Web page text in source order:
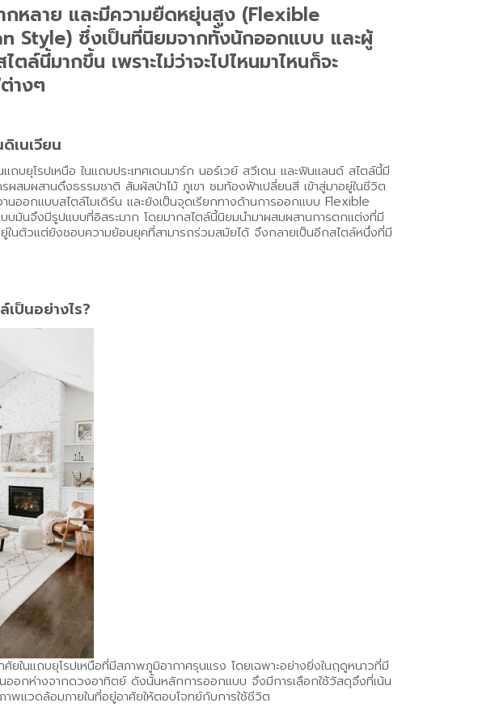
หลาย และมีความยืดหยุ่นสูง (Flexible
Style) ซึ่งเป็นที่นิยมจากทั้งนักออกแบบ และผู้
นี้มากขึ้น เพราะไม่ว่าจะไปไหนมาไหนก็จะ
างๆ
เนเวียน
บยุโรปเหนือ ในแถบประเทศเดนมาร์ก นอร์เวย์ สวีเดน และฟินแลนด์ สไตล์นี้มี
สมผสานดึงธรรมชาติ สัมผัสป่าไม้ ภูเขา ชมท้องฟ้าเปลี่ยนสี เข้าสู่มาอยู่ในชีวิต
อกแบบสไตล์โมเดิร์น และยังเป็นจุดเรียกทางด้านการออกแบบ Flexible
มันจึงมีรูปแบบที่อิสระมาก โดยมากสไตล์นี้นิยมนำมาผสมผสานการตกแต่งที่มี
ในตัวแต่ยังชอบความย้อนยุคที่สามารถร่วมสมัยได้ จึงกลายเป็นอีกสไตล์หนึ่งที่มี
ป็นอย่างไร?
ในแถบยุโรปเหนือที่มีสภาพภูมิอากาศรุนแรง โดยเฉพาะอย่างยิ่งในฤดูหนาวที่มี
ออกห่างจากดวงอาทิตย์ ดังนั้นหลักการออกแบบ จึงมีการเลือกใช้วัสดุจึงที่เน้น
พแวดล้อมภายในที่อยู่อาศัยให้ตอบโจทย์กับการใช้ชีวิต